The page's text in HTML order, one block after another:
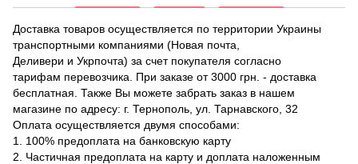
Доставка товаров осуществляется по территории Украины
транспортными компаниями (Новая почта,
Деливери и Укрпочта) за счет покупателя согласно
тарифам перевозчика. При заказе от 3000 грн. - доставка
бесплатная. Также Вы можете забрать заказ в нашем
магазине по адресу: г. Тернополь, ул. Тарнавского, 32
Оплата осуществляется двумя способами:
1. 100% предоплата на банковскую карту
2. Частичная предоплата на карту и доплата наложенным